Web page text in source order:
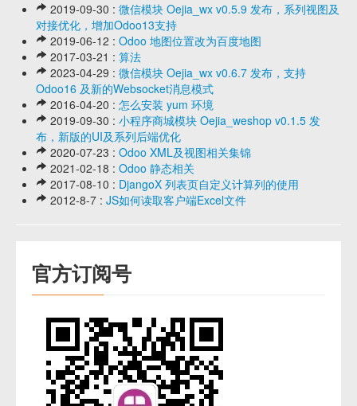
2019-09-30 : 微信模块 Oejia_wx v0.5.9 发布，系列视图及
对接优化，增加Odoo13支持
2019-06-12 : Odoo 地图位置改为百度地图
2017-03-21 : 算法
2023-04-29 : 微信模块 Oejia_wx v0.6.7 发布，支持
Odoo16 及新的Websocket消息模式
2016-04-20 : 怎么安装 yum 环境
2019-09-30 : 小程序商城模块 Oejia_weshop v0.1.5 发
布，新版的UI及系列后端优化
2020-07-23 : Odoo XML及视图相关集锦
2021-02-18 : Odoo 静态相关
2017-08-10 : DjangoX 列表页自定义计算列的使用
2012-8-7 : JS如何读取客户端Excel文件
官方订阅号